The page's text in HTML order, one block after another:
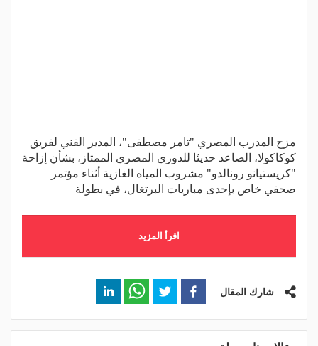
مزح المدرب المصري "تامر مصطفى"، المدير الفني لفريق
كوكاكولا، الصاعد حديثا للدوري المصري الممتاز، بشأن إزاحة
"كريستيانو رونالدو" مشروب المياه الغازية أثناء مؤتمر
صحفي خاص بإحدى مباريات البرتغال، في بطولة
اقرأ المزيد
شارك المقال